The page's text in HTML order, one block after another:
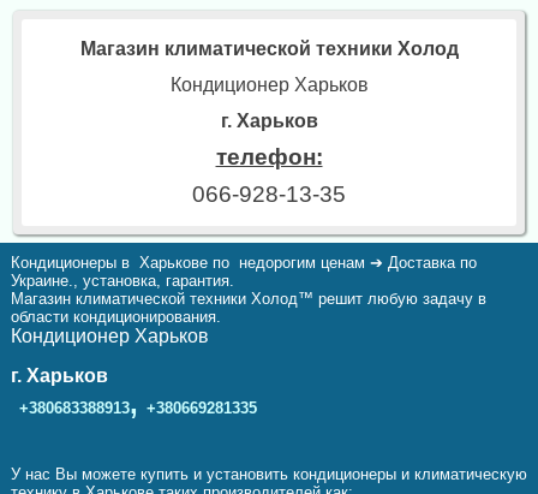
Магазин климатической техники Холод
Кондиционер Харьков
г. Харьков
телефон:
066-928-13-35
Кондиционеры в Харькове по недорогим ценам ➔ Доставка по
Украине., установка, гарантия.
Магазин климатической техники Холод™ решит любую задачу в
области кондиционирования.
Кондиционер Харьков
г. Харьков
+380683388913, +380669281335
У нас Вы можете купить и установить кондиционеры и климатическую